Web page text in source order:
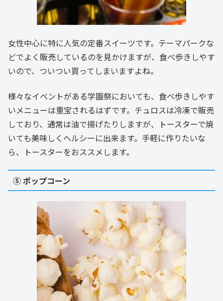
女性中心に特に人気の定番スイーツです。テーマパークな
どでよく販売しているのを見かけますが、食べ歩きしやす
いので、ついつい買ってしまいますよね。
様々なイベントがある学園祭においても、食べ歩きしやす
いメニューは重宝されるはずです。チュロスは冷凍で販売
しており、通常は油で揚げたりしますが、トースターで焼
いても美味しくヘルシーに出来ます。手軽に作りたいな
ら、トースターをおススメします。
⑤ ポップコーン